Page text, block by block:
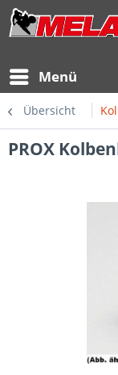
Menü
Übersicht
PROX